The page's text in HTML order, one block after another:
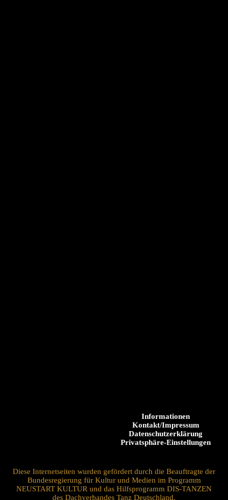
Informationen
Kontakt/Impressum
Datenschutzerklärung
Privatsphäre-Einstellungen
Diese Internetseiten wurden gefördert durch die Beauftragte der
Bundesregierung für Kultur und Medien im Programm
NEUSTART KULTUR und das Hilfsprogramm DIS-TANZEN
des Dachverbandes Tanz Deutschland.